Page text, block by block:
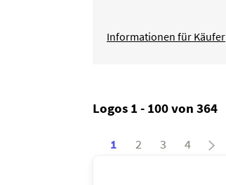
Informationen für Käufer
Logos 1 - 100 von 364
1 2 3 4